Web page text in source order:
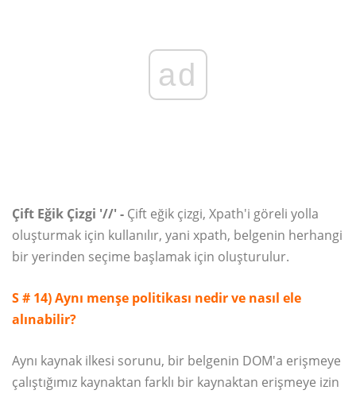
ad
Çift Eğik Çizgi '//' - Çift eğik çizgi, Xpath'i göreli yolla
oluşturmak için kullanılır, yani xpath, belgenin herhangi
bir yerinden seçime başlamak için oluşturulur.
S # 14) Aynı menşe politikası nedir ve nasıl ele
alınabilir?
Aynı kaynak ilkesi sorunu, bir belgenin DOM'a erişmeye
çalıştığımız kaynaktan farklı bir kaynaktan erişmeye izin